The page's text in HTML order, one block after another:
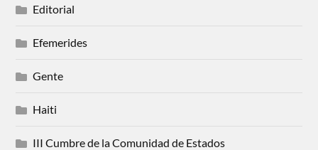
Editorial
Efemerides
Gente
Haiti
III Cumbre de la Comunidad de Estados